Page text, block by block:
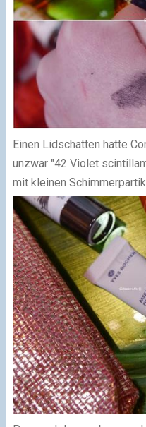
Einen Lidschatten hatte
unzwar "42 Violet
mit kleinen